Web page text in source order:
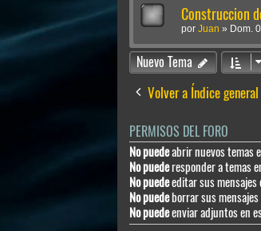
Construccion
por Juan » Dom.
Nuevo Tema
Volver a Índice general
PERMISOS DEL FORO
No puedeabrir nuevos temas
No puederesponder a temas
No puedeeditar sus mensajes
No puedeborrar sus mensajes
No puedeenviar adjuntos en